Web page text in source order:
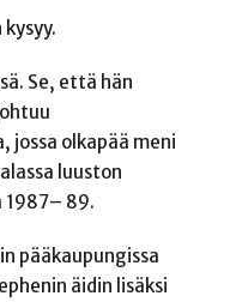
Se, että hän
jossa olkapää meni
luuston
1987– 89.
pääkaupungissa
äidin lisäksi